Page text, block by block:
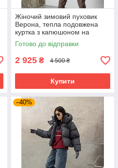
Жіночий зимовий пуховик
Верона, тепла подовжена
куртка з капюшоном на
біопуху Huvis,
водовідштовхувальний пуфер
Готово до відправки
2 925 ₴ 4 500 ₴
Купити
–40%